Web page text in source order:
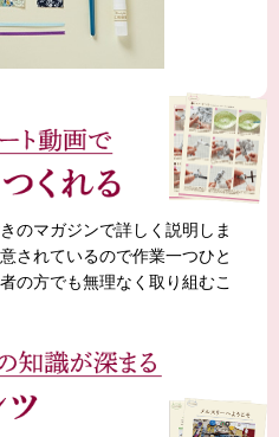
のマガジンで詳しく説明しま
されているので作業一つひと
の方でも無理なく取り組むこ